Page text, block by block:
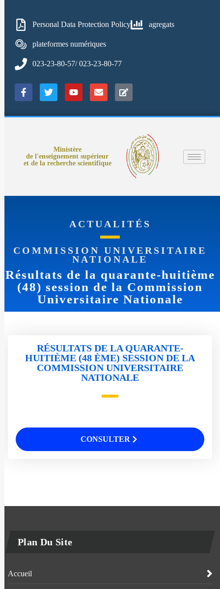
Personal Data Protection Policy agregats
plateformes numériques
023-23-80-57/ 023-23-80-77
Ministère
de l'enseignement supérieur
et de la recherche scientifique
ACTUALITÉS
COMMISSION UNIVERSITAIRE
NATIONALE
Résultats de la quarante-huitième
(48) session de la Commission
Universitaire Nationale
RÉSULTATS DE LA QUARANTE-
HUITIÈME (48 ÈME) SESSION DE LA
COMMISSION UNIVERSITAIRE
NATIONALE
CONSULTER
Plan Du Site
Accueil